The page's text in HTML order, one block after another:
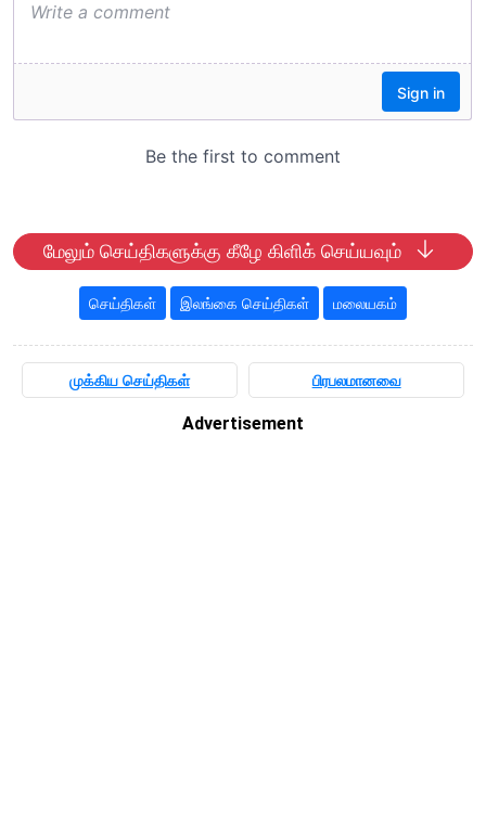
மேலும் செய்திகளுக்கு கீழே கிளிக் செய்யவும்
செய்திகள் இலங்கை செய்திகள் மலையகம்
முக்கிய செய்திகள் பிரபலமானவை
Advertisement